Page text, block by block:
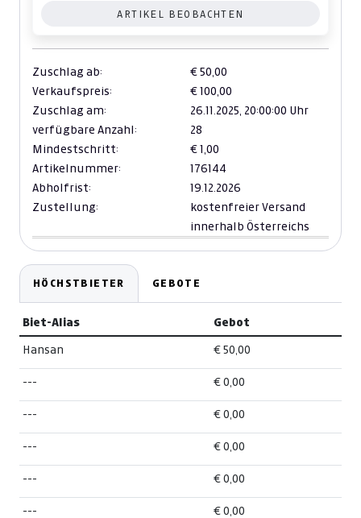
ARTIKEL BEOBACHTEN
Zuschlag ab:
€ 50,00
Verkaufspreis:
€ 100,00
Zuschlag am:
26.11.2025, 20:00:00 Uhr
verfügbare Anzahl:
28
Mindestschritt:
€ 1,00
Artikelnummer:
176144
Abholfrist:
19.12.2026
Zustellung:
kostenfreier Versand
innerhalb Österreichs
HÖCHSTBIETER GEBOTE
Biet-Alias Gebot
Hansan € 50,00
--- € 0,00
--- € 0,00
--- € 0,00
--- € 0,00
--- € 0,00